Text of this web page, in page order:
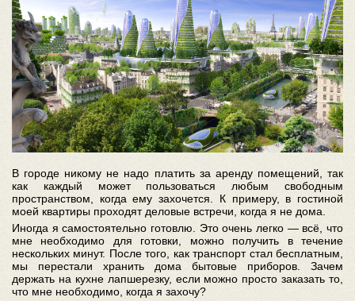
В городе никому не надо платить за аренду помещений, так
как каждый может пользоваться любым свободным
пространством, когда ему захочется. К примеру, в гостиной
моей квартиры проходят деловые встречи, когда я не дома.
Иногда я самостоятельно готовлю. Это очень легко — всё, что
мне необходимо для готовки, можно получить в течение
нескольких минут. После того, как транспорт стал бесплатным,
мы перестали хранить дома бытовые приборов. Зачем
держать на кухне лапшерезку, если можно просто заказать то,
что мне необходимо, когда я захочу?